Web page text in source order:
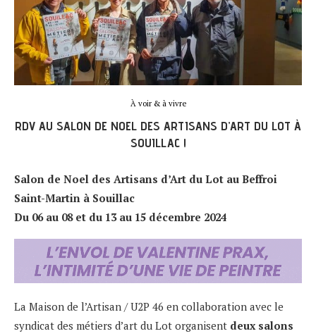
À voir & à vivre
RDV AU SALON DE NOEL DES ARTISANS D’ART DU LOT À
SOUILLAC !
Salon de Noel des Artisans d’Art du Lot au Beffroi
Saint-Martin à Souillac
Du 06 au 08 et du 13 au 15 décembre 2024
La Maison de l’Artisan / U2P 46 en collaboration avec le
syndicat des métiers d’art du Lot organisent deux salons